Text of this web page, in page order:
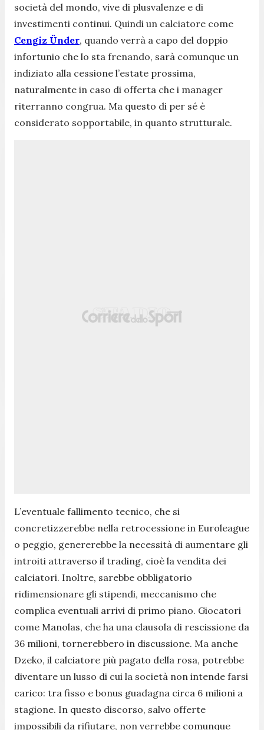
società del mondo, vive di plusvalenze e di
investimenti continui. Quindi un calciatore come
Cengiz Ünder, quando verrà a capo del doppio
infortunio che lo sta frenando, sarà comunque un
indiziato alla cessione l’estate prossima,
naturalmente in caso di offerta che i manager
riterranno congrua. Ma questo di per sé è
considerato sopportabile, in quanto strutturale.
L’eventuale fallimento tecnico, che si
concretizzerebbe nella retrocessione in Euroleague
o peggio, genererebbe la necessità di aumentare gli
introiti attraverso il trading, cioè la vendita dei
calciatori. Inoltre, sarebbe obbligatorio
ridimensionare gli stipendi, meccanismo che
complica eventuali arrivi di primo piano. Giocatori
come Manolas, che ha una clausola di rescissione da
36 milioni, tornerebbero in discussione. Ma anche
Dzeko, il calciatore più pagato della rosa, potrebbe
diventare un lusso di cui la società non intende farsi
carico: tra fisso e bonus guadagna circa 6 milioni a
stagione. In questo discorso, salvo offerte
impossibili da rifiutare, non verrebbe comunque